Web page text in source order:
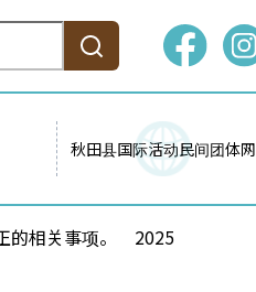
秋田县国际活动民间团体网
的相关事项。 2025